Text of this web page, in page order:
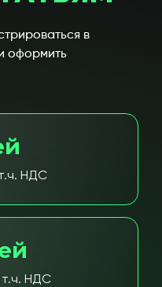
в
оформить
НДС
т.ч. НДС